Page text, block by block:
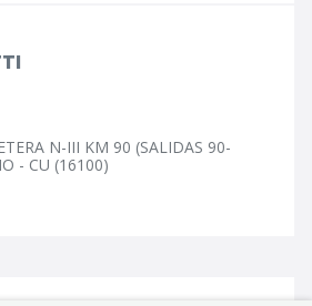
N-III KM 90 (SALIDAS 90-
- CU (16100)